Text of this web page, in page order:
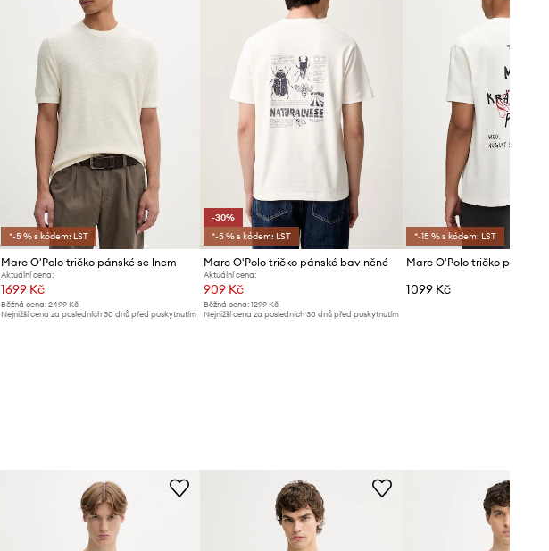
*-5 % s kódem: LST
Marc O'Polo tričko pánské se lnem
Aktuální cena:
1699 Kč
Běžná cena: 2499 Kč
Nejnižší cena za posledních 30 dnů před poskytnutím
-30%
*-5 % s kódem: LST
Marc O'Polo tričko pánské bavlněné
Aktuální cena:
909 Kč
Běžná cena:1299 Kč
Nejnižší cena za posledních 30 dnů před poskytnutím
*-15 % s kódem: LST
Marc O'Polo tričko pánské
1099 Kč